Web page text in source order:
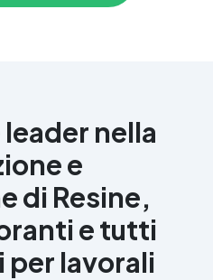
leader nella
e
di Resine,
e tutti
per lavorali